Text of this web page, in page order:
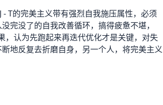
T的完美主义带有强烈自我施压属性，必须
完没了的自我改善循环，搞得疲惫不堪，
，认为先跑起来再迭代优化才是关键，对失
地反复去折磨自身，另一个人，将完美主义